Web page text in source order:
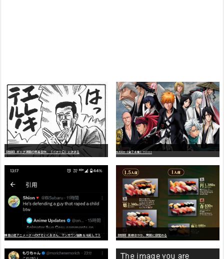
【朗報】ギャグ漫画の最高傑作、「パタリロ」に決まる BLEACH（全７４巻）?!!!!!
【朗報】美樹さやか、愛国に目覚める